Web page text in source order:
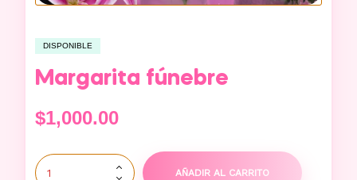
DISPONIBLE
Margarita fúnebre
$1,000.00
AÑADIR AL CARRITO